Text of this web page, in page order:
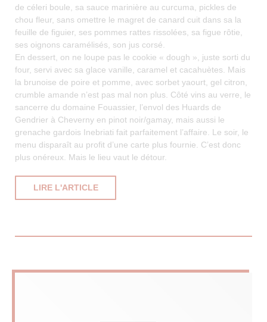
de céleri boule, sa sauce marinière au curcuma, pickles de
chou fleur, sans omettre le magret de canard cuit dans sa la
feuille de figuier, ses pommes rattes rissolées, sa figue rôtie,
ses oignons caramélisés, son jus corsé.
En dessert, on ne loupe pas le cookie « dough », juste sorti du
four, servi avec sa glace vanille, caramel et cacahuètes. Mais
la brunoise de poire et pomme, avec sorbet yaourt, gel citron,
crumble amande n’est pas mal non plus. Côté vins au verre, le
sancerre du domaine Fouassier, l’envol des Huards de
Gendrier à Cheverny en pinot noir/gamay, mais aussi le
grenache gardois Inebriati fait parfaitement l’affaire. Le soir, le
menu disparaît au profit d’une carte plus fournie. C’est donc
plus onéreux. Mais le lieu vaut le détour.
LIRE L'ARTICLE((OUVRE UNE NOUVELLE FENÊTRE))